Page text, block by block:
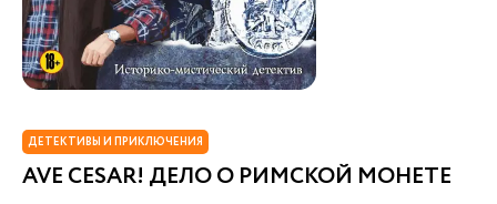
ДЕТЕКТИВЫ И ПРИКЛЮЧЕНИЯ
AVE CESAR! ДЕЛО О РИМСКОЙ МОНЕТЕ